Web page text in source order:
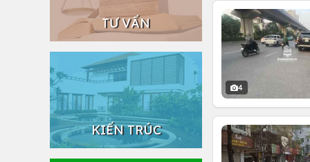
TƯ VẤN
KIẾN TRÚC
4